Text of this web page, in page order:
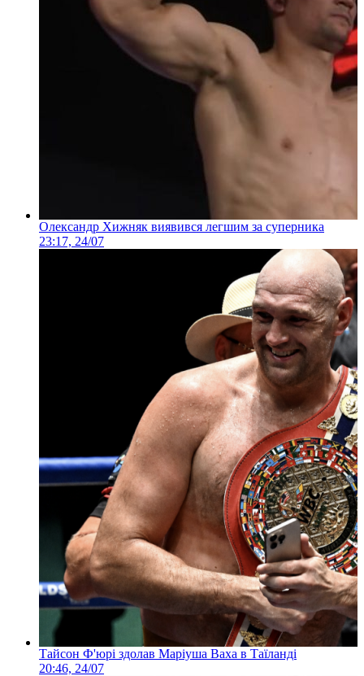
Олександр Хижняк виявився легшим за суперника
23:17, 24/07
Тайсон Ф'юрі здолав Маріуша Ваха в Таїланді
20:46, 24/07